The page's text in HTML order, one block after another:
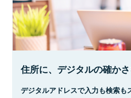
住所に、デジタルの確かさ
デジタルアドレスで入力も検索も